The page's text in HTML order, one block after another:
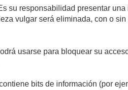
su responsabilidad presentar
vulgar será eliminada, con o
usarse para bloquear su
bits de información (por